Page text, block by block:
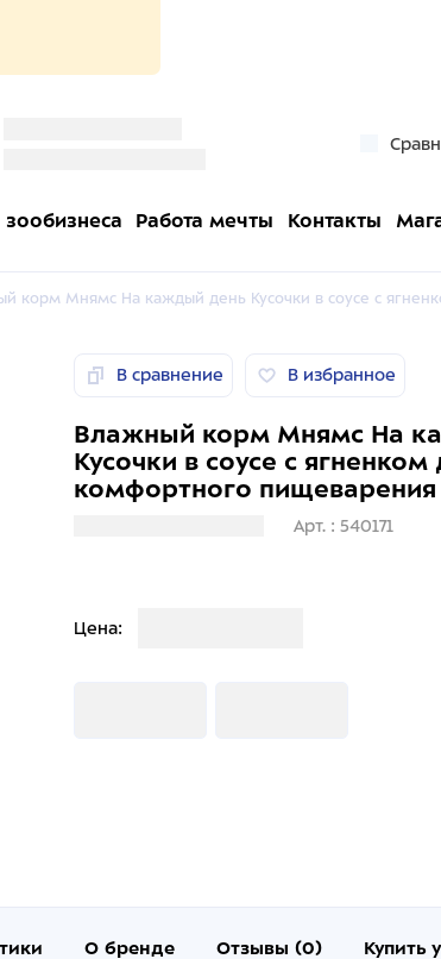
Работа мечты Контакты
корм Мнямс На каждый день Кусочки в соусе с
В сравнение В избранное
Влажный корм Мнямс На
Кусочки в соусе с ягненком
комфортного пищеварения
Арт. : 540171
Цена:
О бренде Отзывы (0) Купить